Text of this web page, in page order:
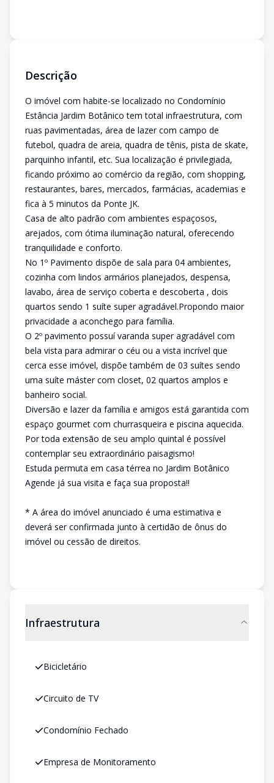
Descrição
O imóvel com habite-se localizado no Condomínio
Estância Jardim Botânico tem total infraestrutura, com
ruas pavimentadas, área de lazer com campo de
futebol, quadra de areia, quadra de tênis, pista de skate,
parquinho infantil, etc. Sua localização é privilegiada,
ficando próximo ao comércio da região, com shopping,
restaurantes, bares, mercados, farmácias, academias e
fica à 5 minutos da Ponte JK.
Casa de alto padrão com ambientes espaçosos,
arejados, com ótima iluminação natural, oferecendo
tranquilidade e conforto.
No 1º Pavimento dispõe de sala para 04 ambientes,
cozinha com lindos armários planejados, despensa,
lavabo, área de serviço coberta e descoberta , dois
quartos sendo 1 suíte super agradável.Propondo maior
privacidade a aconchego para família.
O 2º pavimento possuí varanda super agradável com
bela vista para admirar o céu ou a vista incrível que
cerca esse imóvel, dispõe também de 03 suítes sendo
uma suíte máster com closet, 02 quartos amplos e
banheiro social.
Diversão e lazer da família e amigos está garantida com
espaço gourmet com churrasqueira e piscina aquecida.
Por toda extensão de seu amplo quintal é possível
contemplar seu extraordinário paisagismo!
Estuda permuta em casa térrea no Jardim Botânico
Agende já sua visita e faça sua proposta!!
* A área do imóvel anunciado é uma estimativa e
deverá ser confirmada junto à certidão de ônus do
imóvel ou cessão de direitos.
Infraestrutura
Bicicletário
Circuito de TV
Condomínio Fechado
Empresa de Monitoramento